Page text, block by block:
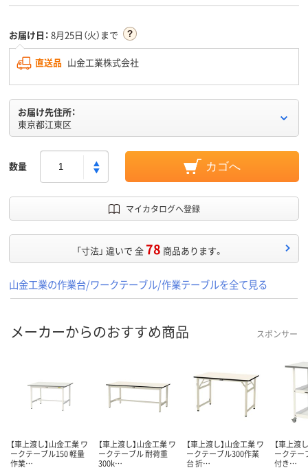
お届け日： 8月25日（火）まで
直送品 山金工業株式会社
お届け先住所：
東京都江東区
数量 カゴへ
マイカタログへ登録
「寸法」 違いで 全78 商品あります。
山金工業の作業台/ワークテーブル/作業テーブルを全て見る
メーカーからのおすすめ商品 スポンサー
【車上渡し】山金工業 ワ
ークテーブル150 軽量
作業…
【車上渡し】山金工業 ワ
ークテーブル 耐荷重
300k…
【車上渡し】山金工業 ワ
ークテーブル300作業
台 折…
【車上渡
ークテー
付き…